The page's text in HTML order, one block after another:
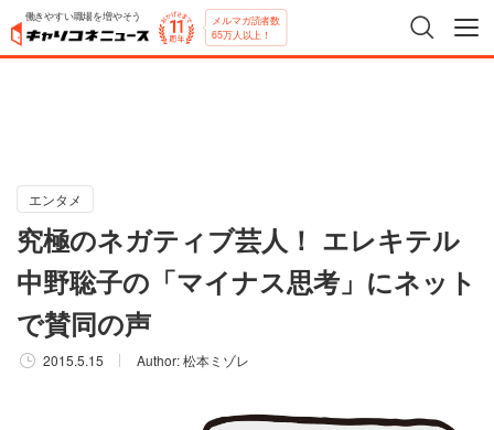
働きやすい職場を増やそう メルマガ読者数
65万人以上！
エンタメ
究極のネガティブ芸人！ エレキテル
中野聡子の「マイナス思考」にネット
で賛同の声
2015.5.15 Author:松本ミゾレ